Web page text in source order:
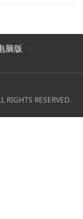
脑版
RESERVED.